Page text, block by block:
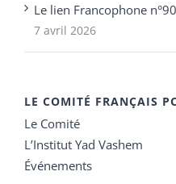
Le lien Francophone
7 avril 2026
LE COMITÉ FRANÇAIS
Le Comité
L’Institut Yad Vashem
Événements